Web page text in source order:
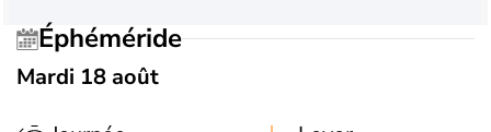
Éphéméride
Mardi 18 août